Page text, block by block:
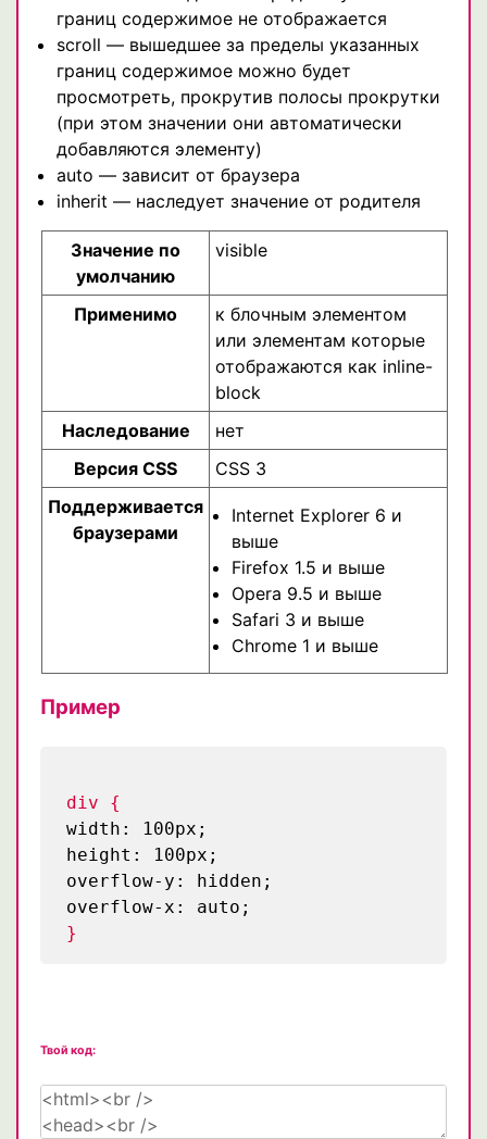
границ содержимое не отображается
scroll — вышедшее за пределы указанных
границ содержимое можно будет
просмотреть, прокрутив полосы прокрутки
(при этом значении они автоматически
добавляются элементу)
auto — зависит от браузера
inherit — наследует значение от родителя
Значение по
умолчанию
visible
Применимо
к блочным элементом
или элементам которые
отображаются как inline-
block
Наследование
нет
Версия CSS
CSS 3
Поддерживается
браузерами
Internet Explorer 6 и
выше
Firefox 1.5 и выше
Opera 9.5 и выше
Safari 3 и выше
Chrome 1 и выше
Пример
div {
width: 100px;
height: 100px;
overflow-y: hidden;
overflow-x: auto;
}
Твой код: